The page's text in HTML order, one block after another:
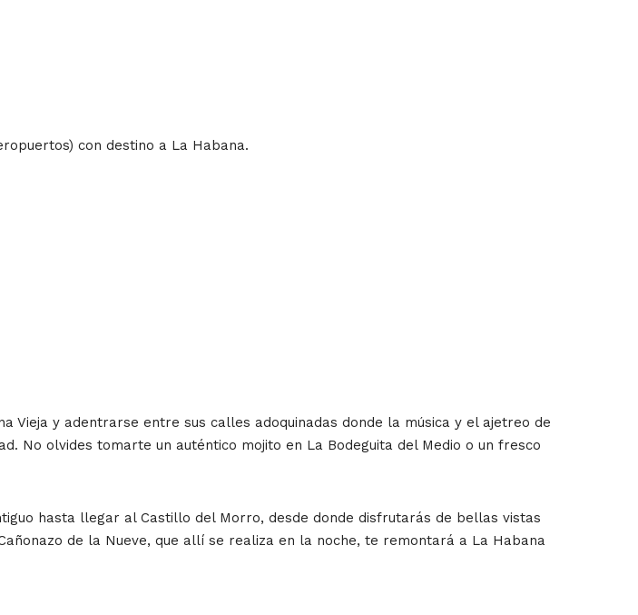
con destino a La Habana.
Vieja y adentrarse entre sus calles adoquinadas donde la música y el ajetreo de
No olvides tomarte un auténtico mojito en La Bodeguita del Medio o un fresco
hasta llegar al Castillo del Morro, desde donde disfrutarás de bellas vistas
de la Nueve, que allí se realiza en la noche, te remontará a La Habana